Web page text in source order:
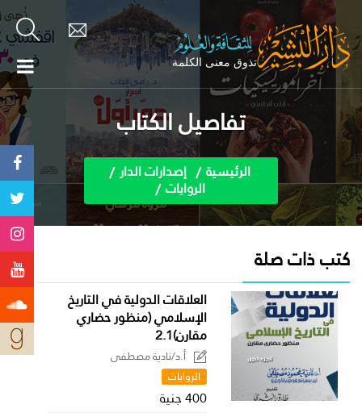
تفاصيل الكتاب
الرئيسية إصدارات الدار
الروايات
كتب ذات صلة
العلاقات الدولية في التاريخ
الإسلامي (منظور حضاري
مقارن)2.1
أ.د/نادية مصطفى
الروايات
400 جنية